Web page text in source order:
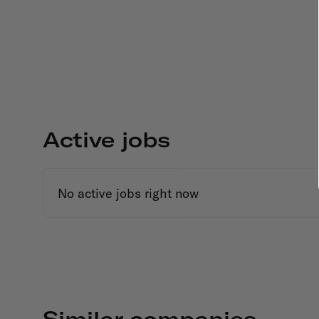
Active jobs
No active jobs right now